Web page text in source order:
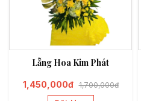
Lẵng Hoa Kim Phát
1,450,000đ 1,700,000đ